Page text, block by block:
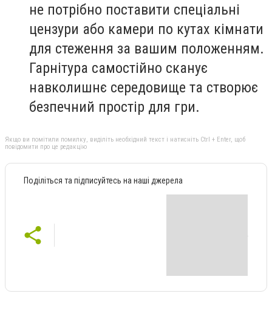
не потрібно поставити спеціальні
цензури або камери по кутах кімнати
для стеження за вашим положенням.
Гарнітура самостійно сканує
навколишнє середовище та створює
безпечний простір для гри.
Якщо ви помітили помилку, виділіть необхідний текст і натисніть Ctrl + Enter, щоб
повідомити про це редакцію
Поділіться та підписуйтесь на наші джерела